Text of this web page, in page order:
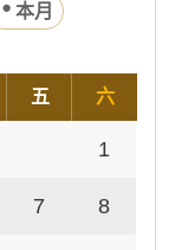
本月
五 六
1
7 8